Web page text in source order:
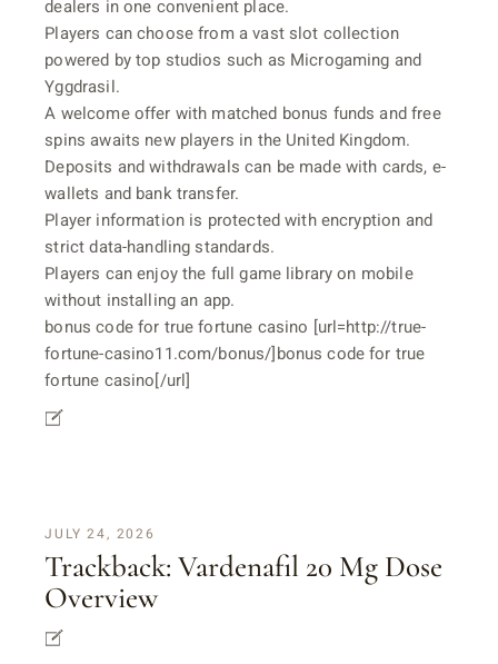
dealers in one convenient place.
Players can choose from a vast slot collection
powered by top studios such as Microgaming and
Yggdrasil.
A welcome offer with matched bonus funds and free
spins awaits new players in the United Kingdom.
Deposits and withdrawals can be made with cards, e-
wallets and bank transfer.
Player information is protected with encryption and
strict data-handling standards.
Players can enjoy the full game library on mobile
without installing an app.
bonus code for true fortune casino [url=http://true-
fortune-casino11.com/bonus/]bonus code for true
fortune casino[/url]
JULY 24, 2026
Trackback:Vardenafil 20 Mg Dose
Overview